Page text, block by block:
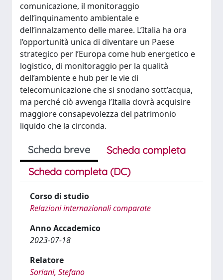
comunicazione, il monitoraggio
dell’inquinamento ambientale e
dell’innalzamento delle maree. L’Italia ha ora
l’opportunità unica di diventare un Paese
strategico per l’Europa come hub energetico e
logistico, di monitoraggio per la qualità
dell’ambiente e hub per le vie di
telecomunicazione che si snodano sott’acqua,
ma perché ciò avvenga l’Italia dovrà acquisire
maggiore consapevolezza del patrimonio
liquido che la circonda.
Scheda breve
Scheda completa
Scheda completa (DC)
Corso di studio
Relazioni internazionali comparate
Anno Accademico
2023-07-18
Relatore
Soriani, Stefano